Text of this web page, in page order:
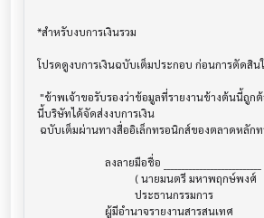
*สำหรับงบการเงินรวม
โปรดดูงบการเงินฉบับเต็มประกอบ ก่อนการตัดสิน
นี้บริษัทได้จัดส่งงบการเงิน